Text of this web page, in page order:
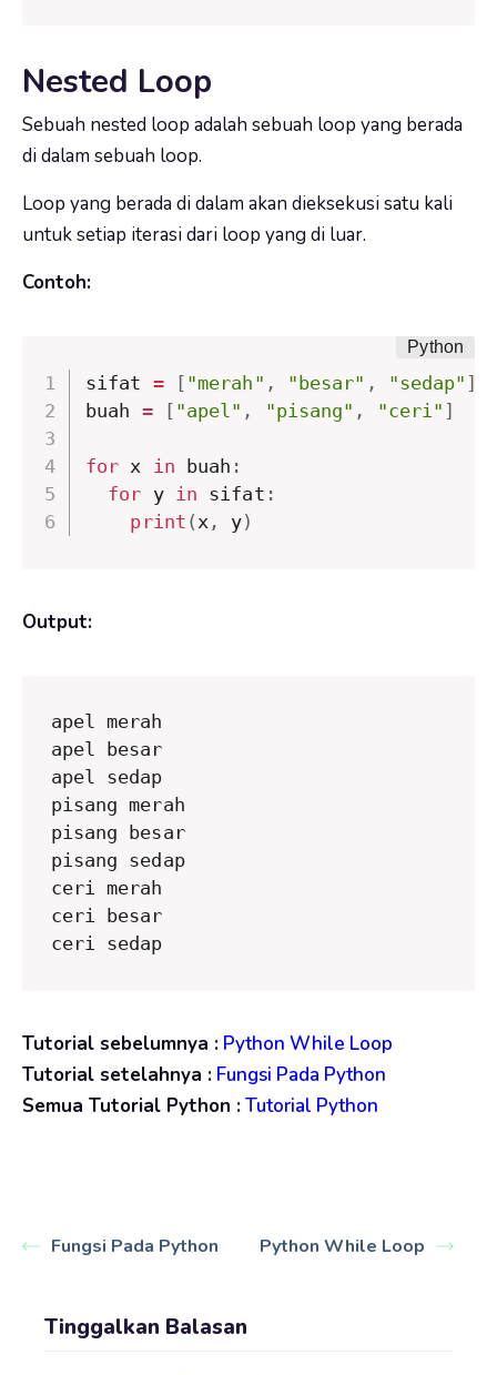
Nested Loop
Sebuah nested loop adalah sebuah loop yang berada
di dalam sebuah loop.
Loop yang berada di dalam akan dieksekusi satu kali
untuk setiap iterasi dari loop yang di luar.
Contoh:
sifat = [ "merah" , "besar" , "sedap" ]
buah = [ "apel" , "pisang" , "ceri" ]
for x in buah :
for y in sifat :
print ( x , y)
Output:
apel merah
apel besar
apel sedap
pisang merah
pisang besar
pisang sedap
ceri merah
ceri besar
ceri sedap
Tutorial sebelumnya : Python While Loop
Tutorial setelahnya : Fungsi Pada Python
Semua Tutorial Python :Tutorial Python
Fungsi Pada Python Python While Loop
Tinggalkan Balasan